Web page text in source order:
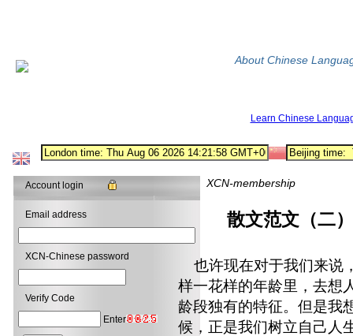
About Chinese
Learn Chinese
Account login
Email address
XCN-Chinese password
Verify Code
Enter
XCN-membership
散文范文（二
也许现在对于我们来说
样一花样的年龄里，去想
龄段独有的特征。但是我
候，正是我们树立自己人